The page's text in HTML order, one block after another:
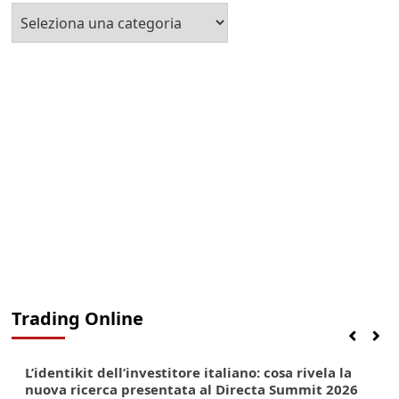
la
Trading Online
L’identikit dell’investitore italiano: cosa rivela la
nuova ricerca presentata al Directa Summit 2026